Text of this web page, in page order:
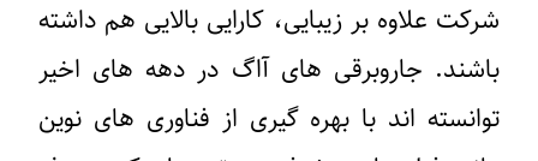
شرکت علاوه بر زیبایی، کارایی بالایی هم داشته
باشند. جاروبرقی ‌های آاگ در دهه‌ های اخیر
توانسته ‌اند با بهره ‌گیری از فناوری ‌های نوین